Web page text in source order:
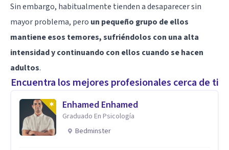
Sin embargo, habitualmente tienden a desaparecer sin
mayor problema, pero un pequeño grupo de ellos
mantiene esos temores, sufriéndolos con una alta
intensidad y continuando con ellos cuando se hacen
adultos.
Encuentra los mejores profesionales cerca de ti
Enhamed Enhamed
Graduado En Psicología
Bedminster